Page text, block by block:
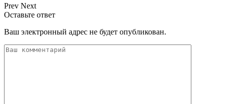
Prev Next
Оставьте ответ
Ваш электронный адрес не будет опубликован.